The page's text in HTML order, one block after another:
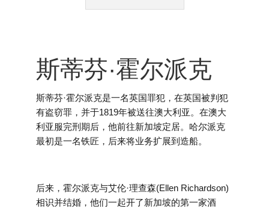
斯蒂芬·霍尔派克
斯蒂芬·霍尔派克是一名英国罪犯，在英国被判犯
有盗窃罪，并于1819年被送往澳大利亚。在澳大
利亚服完刑期后，他前往新加坡定居。哈尔派克
最初是一名铁匠，后来将业务扩展到造船。
后来，霍尔派克与艾伦·理查森(Ellen Richardson)
相识并结婚，他们一起开了新加坡的第一家酒